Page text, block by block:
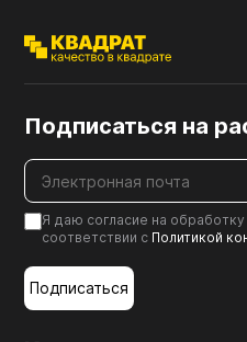
Подписаться на
Я даю согласие на
соответствии с Политикой
Подписаться